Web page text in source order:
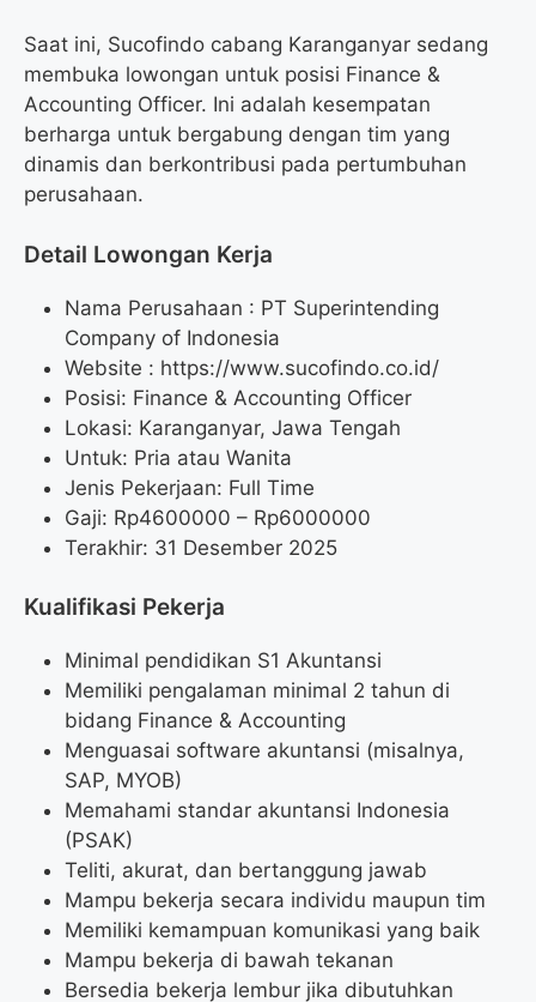
Saat ini, Sucofindo cabang Karanganyar sedang
membuka lowongan untuk posisi Finance &
Accounting Officer. Ini adalah kesempatan
berharga untuk bergabung dengan tim yang
dinamis dan berkontribusi pada pertumbuhan
perusahaan.
Detail Lowongan Kerja
Nama Perusahaan : PT Superintending
Company of Indonesia
Website : https://www.sucofindo.co.id/
Posisi: Finance & Accounting Officer
Lokasi: Karanganyar, Jawa Tengah
Untuk: Pria atau Wanita
Jenis Pekerjaan: Full Time
Gaji: Rp4600000 – Rp6000000
Terakhir: 31 Desember 2025
Kualifikasi Pekerja
Minimal pendidikan S1 Akuntansi
Memiliki pengalaman minimal 2 tahun di
bidang Finance & Accounting
Menguasai software akuntansi (misalnya,
SAP, MYOB)
Memahami standar akuntansi Indonesia
(PSAK)
Teliti, akurat, dan bertanggung jawab
Mampu bekerja secara individu maupun tim
Memiliki kemampuan komunikasi yang baik
Mampu bekerja di bawah tekanan
Bersedia bekerja lembur jika dibutuhkan